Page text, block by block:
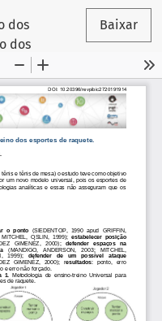
dos
dos
Baixar